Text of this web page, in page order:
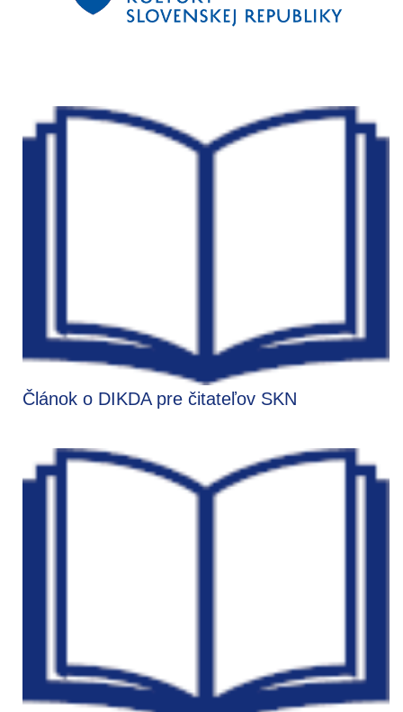
Článok o DIKDA pre čitateľov SKN